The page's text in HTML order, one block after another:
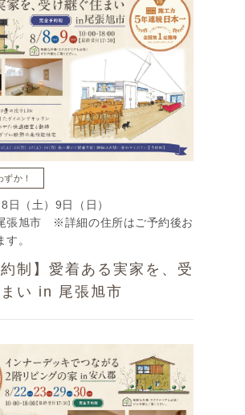
か！
日（土）9日（日）
張旭市 ※詳細の住所はご予約後お
。
約制】愛着ある実家を、受
い in 尾張旭市